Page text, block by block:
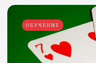
ОБУЧЕНИЕ